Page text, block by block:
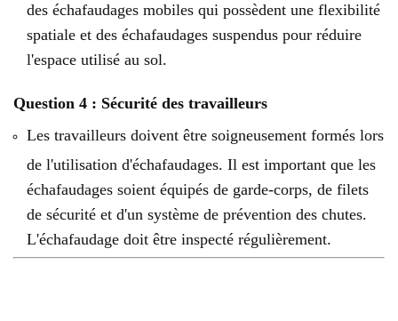
des échafaudages mobiles qui possèdent une flexibilité
spatiale et des échafaudages suspendus pour réduire
l'espace utilisé au sol.
Question 4 : Sécurité des travailleurs
Les travailleurs doivent être soigneusement formés lors
de l'utilisation d'échafaudages. Il est important que les
échafaudages soient équipés de garde-corps, de filets
de sécurité et d'un système de prévention des chutes.
L'échafaudage doit être inspecté régulièrement.